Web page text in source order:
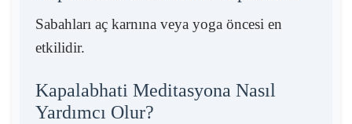
Sabahları aç karnına veya yoga öncesi en
etkilidir.
Kapalabhati Meditasyona Nasıl
Yardımcı Olur?